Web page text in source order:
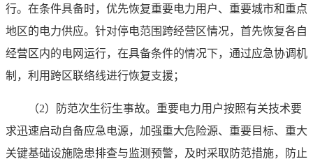
行。在条件具备时，优先恢复重要电力用户、重要城市和重点
地区的电力供应。针对停电范围跨经营区情况，首先恢复各自
经营区内的电网运行，在具备条件的情况下，通过应急协调机
制，利用跨区联络线进行恢复支援；
（2）防范次生衍生事故。重要电力用户按照有关技术要
求迅速启动自备应急电源，加强重大危险源、重要目标、重大
关键基础设施隐患排查与监测预警，及时采取防范措施，防止